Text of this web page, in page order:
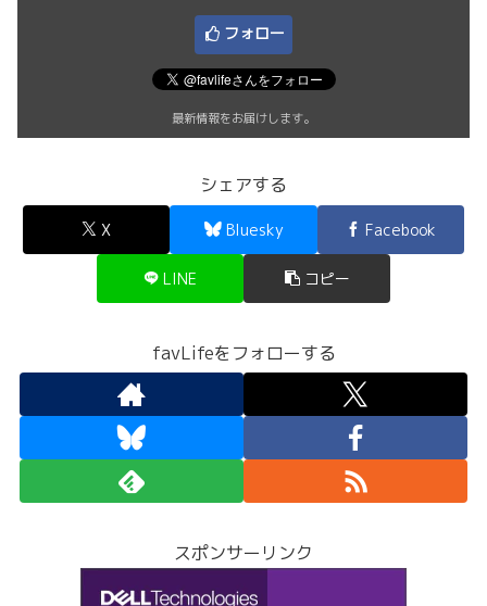
フォロー
最新情報をお届けします。
シェアする
X Bluesky Facebook
LINE コピー
favLifeをフォローする
スポンサーリンク